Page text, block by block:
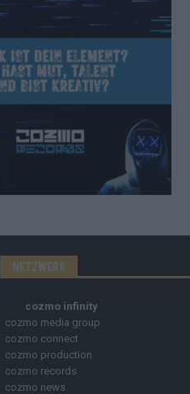
NETZWERK
cozmo infinity
cozmo media group
cozmo connect
cozmo production
cozmo records
cozmo news